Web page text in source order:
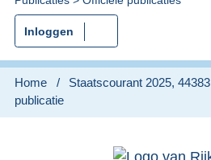
bent
nu
hier:
Inloggen
Home Staatscourant 2025, 44383
publicatie